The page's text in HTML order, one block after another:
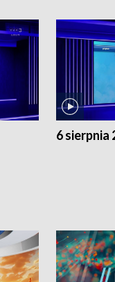
6 sierpnia